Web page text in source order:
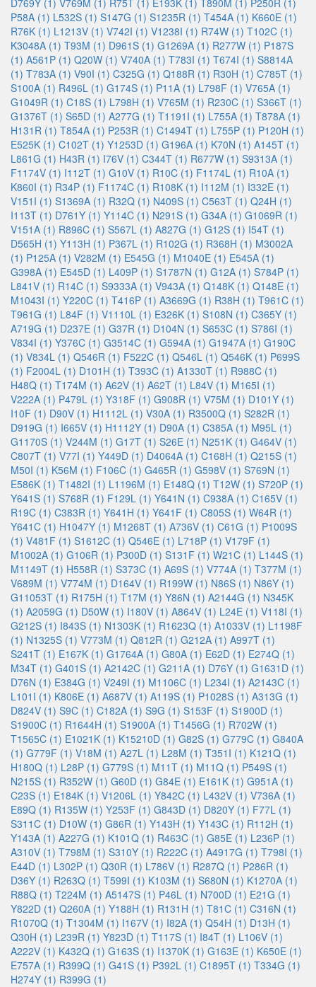
D769Y (1) V769M (1) R75T (1) E193K (1) T890M (1) P250R (1)
P58A (1) L532S (1) S147G (1) S1235R (1) T454A (1) K660E (1)
R76K (1) L1213V (1) V742I (1) V1238I (1) R74W (1) T102C (1)
K3048A (1) T93M (1) D961S (1) G1269A (1) R277W (1) P187S
(1) A561P (1) Q20W (1) V740A (1) T783I (1) T674I (1) S8814A
(1) T783A (1) V90I (1) C325G (1) Q188R (1) R30H (1) C785T (1)
S100A (1) R496L (1) G174S (1) P11A (1) L798F (1) V765A (1)
G1049R (1) C18S (1) L798H (1) V765M (1) R230C (1) S366T (1)
G1376T (1) S65D (1) A277G (1) T1191I (1) L755A (1) T878A (1)
H131R (1) T854A (1) P253R (1) C1494T (1) L755P (1) P120H (1)
E525K (1) C102T (1) Y1253D (1) G196A (1) K70N (1) A145T (1)
L861G (1) H43R (1) I76V (1) C344T (1) R677W (1) S9313A (1)
F1174V (1) I112T (1) G10V (1) R10C (1) F1174L (1) R10A (1)
K860I (1) R34P (1) F1174C (1) R108K (1) I112M (1) I332E (1)
V151I (1) S1369A (1) R32Q (1) N409S (1) C563T (1) Q24H (1)
I113T (1) D761Y (1) Y114C (1) N291S (1) G34A (1) G1069R (1)
V151A (1) R896C (1) S567L (1) A827G (1) G12S (1) I54T (1)
D565H (1) Y113H (1) P367L (1) R102G (1) R368H (1) M3002A
(1) P125A (1) V282M (1) E545G (1) M1040E (1) E545A (1)
G398A (1) E545D (1) L409P (1) S1787N (1) G12A (1) S784P (1)
L841V (1) R14C (1) S9333A (1) V943A (1) Q148K (1) Q148E (1)
M1043I (1) Y220C (1) T416P (1) A3669G (1) R38H (1) T961C (1)
T961G (1) L84F (1) V1110L (1) E326K (1) S108N (1) C365Y (1)
A719G (1) D237E (1) G37R (1) D104N (1) S653C (1) S786I (1)
V834I (1) Y376C (1) G3514C (1) G594A (1) G1947A (1) G190C
(1) V834L (1) Q546R (1) F522C (1) Q546L (1) Q546K (1) P699S
(1) F2004L (1) D101H (1) T393C (1) A1330T (1) R988C (1)
H48Q (1) T174M (1) A62V (1) A62T (1) L84V (1) M165I (1)
V222A (1) P479L (1) Y318F (1) G908R (1) V75M (1) D101Y (1)
I10F (1) D90V (1) H1112L (1) V30A (1) R3500Q (1) S282R (1)
D919G (1) I665V (1) H1112Y (1) D90A (1) C385A (1) M95L (1)
G1170S (1) V244M (1) G17T (1) S26E (1) N251K (1) G464V (1)
C807T (1) V77I (1) Y449D (1) D4064A (1) C168H (1) Q215S (1)
M50I (1) K56M (1) F106C (1) G465R (1) G598V (1) S769N (1)
E586K (1) T1482I (1) L1196M (1) E148Q (1) T12W (1) S720P (1)
Y641S (1) S768R (1) F129L (1) Y641N (1) C938A (1) C165V (1)
R19C (1) C383R (1) Y641H (1) Y641F (1) C805S (1) W64R (1)
Y641C (1) H1047Y (1) M1268T (1) A736V (1) C61G (1) P1009S
(1) V481F (1) S1612C (1) Q546E (1) L718P (1) V179F (1)
M1002A (1) G106R (1) P300D (1) S131F (1) W21C (1) L144S (1)
M1149T (1) H558R (1) S373C (1) A69S (1) V774A (1) T377M (1)
V689M (1) V774M (1) D164V (1) R199W (1) N86S (1) N86Y (1)
G11053T (1) R175H (1) T17M (1) Y86N (1) A2144G (1) N345K
(1) A2059G (1) D50W (1) I180V (1) A864V (1) L24E (1) V118I (1)
G212S (1) I843S (1) N1303K (1) R1623Q (1) A1033V (1) L1198F
(1) N1325S (1) V773M (1) Q812R (1) G212A (1) A997T (1)
S241T (1) E167K (1) G1764A (1) G80A (1) E62D (1) E274Q (1)
M34T (1) G401S (1) A2142C (1) G211A (1) D76Y (1) G1631D (1)
D76N (1) E384G (1) V249I (1) M1106C (1) L234I (1) A2143C (1)
L101I (1) K806E (1) A687V (1) A119S (1) P1028S (1) A313G (1)
D824V (1) S9C (1) C182A (1) S9G (1) S153F (1) S1900D (1)
S1900C (1) R1644H (1) S1900A (1) T1456G (1) R702W (1)
T1565C (1) E1021K (1) K15210D (1) G82S (1) G779C (1) G840A
(1) G779F (1) V18M (1) A27L (1) L28M (1) T351I (1) K121Q (1)
H180Q (1) L28P (1) G779S (1) M11T (1) M11Q (1) P549S (1)
N215S (1) R352W (1) G60D (1) G84E (1) E161K (1) G951A (1)
C23S (1) E184K (1) V1206L (1) Y842C (1) L432V (1) V736A (1)
E89Q (1) R135W (1) Y253F (1) G843D (1) D820Y (1) F77L (1)
S311C (1) D10W (1) G86R (1) Y143H (1) Y143C (1) R112H (1)
Y143A (1) A227G (1) K101Q (1) R463C (1) G85E (1) L236P (1)
A310V (1) T798M (1) S310Y (1) R222C (1) A4917G (1) T798I (1)
E44D (1) L302P (1) Q30R (1) L786V (1) R287Q (1) P286R (1)
D36Y (1) R263Q (1) T599I (1) K103M (1) S680N (1) K1270A (1)
R88Q (1) T224M (1) A5147S (1) P46L (1) N700D (1) E21G (1)
Y822D (1) Q260A (1) Y188H (1) R131H (1) T81C (1) C316N (1)
R1070Q (1) T1304M (1) I167V (1) I82A (1) Q54H (1) D13H (1)
Q30H (1) L239R (1) Y823D (1) T117S (1) I84T (1) L106V (1)
A222V (1) K432Q (1) G163S (1) I1370K (1) G163E (1) K650E (1)
E757A (1) R399Q (1) G41S (1) P392L (1) C1895T (1) T334G (1)
H274Y (1) R399G (1)